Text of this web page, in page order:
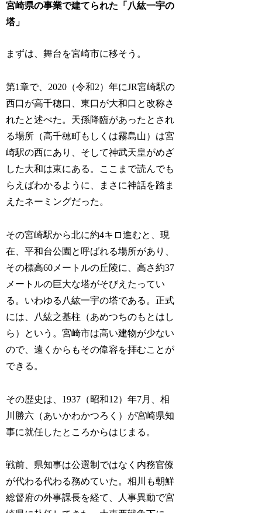
宮崎県の事業で建てられた「八紘一宇の
塔」
まずは、舞台を宮崎市に移そう。
第1章で、2020（令和2）年にJR宮崎駅の
西口が高千穂口、東口が大和口と改称さ
れたと述べた。天孫降臨があったとされ
る場所（高千穂町もしくは霧島山）は宮
崎駅の西にあり、そして神武天皇がめざ
した大和は東にある。ここまで読んでも
らえばわかるように、まさに神話を踏ま
えたネーミングだった。
その宮崎駅から北に約4キロ進むと、現
在、平和台公園と呼ばれる場所があり、
その標高60メートルの丘陵に、高さ約37
メートルの巨大な塔がそびえたってい
る。いわゆる八紘一宇の塔である。正式
には、八紘之基柱（あめつちのもとはし
ら）という。宮崎市は高い建物が少ない
ので、遠くからもその偉容を拝むことが
できる。
その歴史は、1937（昭和12）年7月、相
川勝六（あいかわかつろく）が宮崎県知
事に就任したところからはじまる。
戦前、県知事は公選制ではなく内務官僚
が代わる代わる務めていた。相川も朝鮮
総督府の外事課長を経て、人事異動で宮